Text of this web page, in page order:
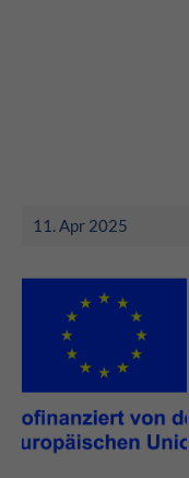
11. Apr 2025